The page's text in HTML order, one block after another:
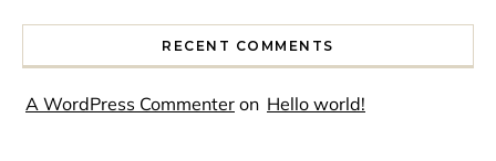
RECENT COMMENTS
A WordPress Commenter on Hello world!